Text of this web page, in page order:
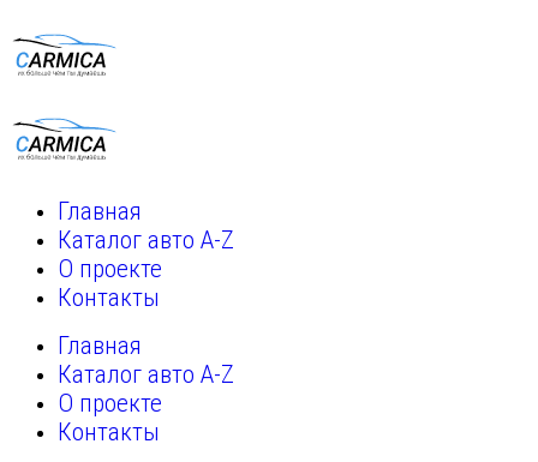
Главная
Каталог авто A-Z
О проекте
Контакты
Главная
Каталог авто A-Z
О проекте
Контакты